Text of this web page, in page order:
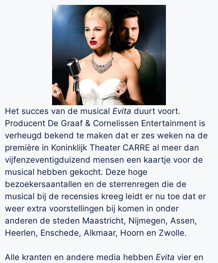
Het succes van de musical Evita duurt voort.
Producent De Graaf & Cornelissen Entertainment is
verheugd bekend te maken dat er zes weken na de
première in Koninklijk Theater CARRE al meer dan
vijfenzeventigduizend mensen een kaartje voor de
musical hebben gekocht. Deze hoge
bezoekersaantallen en de sterrenregen die de
musical bij de recensies kreeg leidt er nu toe dat er
weer extra voorstellingen bij komen in onder
anderen de steden Maastricht, Nijmegen, Assen,
Heerlen, Enschede, Alkmaar, Hoorn en Zwolle.
Alle kranten en andere media hebben Evita vier en